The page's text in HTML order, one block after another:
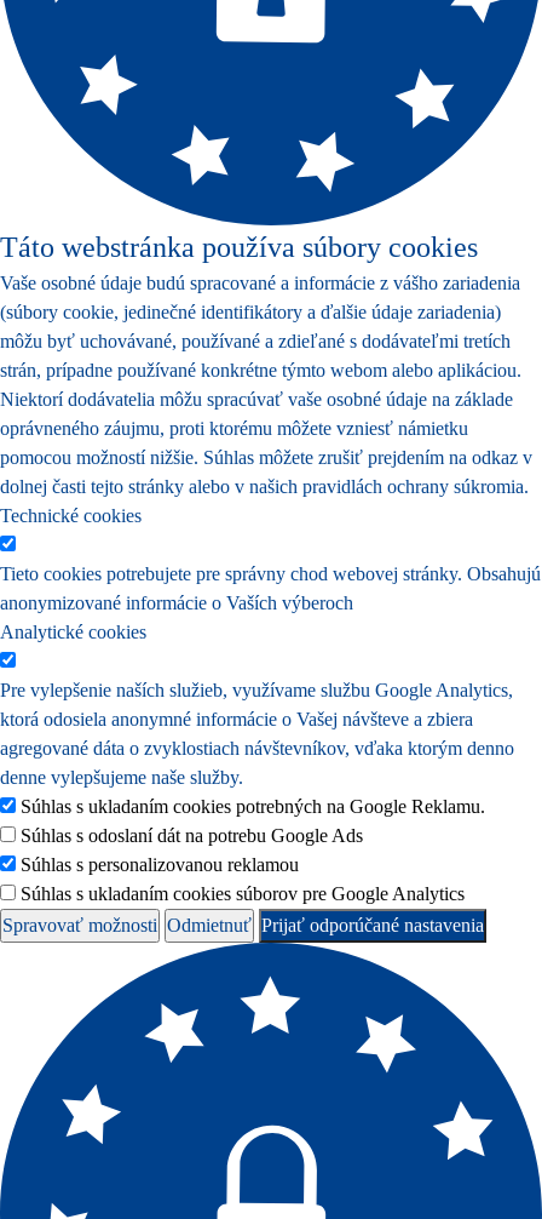
Táto webstránka používa súbory cookies
Vaše osobné údaje budú spracované a informácie z vášho zariadenia
(súbory cookie, jedinečné identifikátory a ďalšie údaje zariadenia)
môžu byť uchovávané, používané a zdieľané s dodávateľmi tretích
strán, prípadne používané konkrétne týmto webom alebo aplikáciou.
Niektorí dodávatelia môžu spracúvať vaše osobné údaje na základe
oprávneného záujmu, proti ktorému môžete vzniesť námietku
pomocou možností nižšie. Súhlas môžete zrušiť prejdením na odkaz v
dolnej časti tejto stránky alebo v našich pravidlách ochrany súkromia.
Technické cookies
Tieto cookies potrebujete pre správny chod webovej stránky. Obsahujú
anonymizované informácie o Vaších výberoch
Analytické cookies
Pre vylepšenie naších služieb, využívame službu Google Analytics,
ktorá odosiela anonymné informácie o Vašej návšteve a zbiera
agregované dáta o zvyklostiach návštevníkov, vďaka ktorým denno
denne vylepšujeme naše služby.
Súhlas s ukladaním cookies potrebných na Google Reklamu.
Súhlas s odoslaní dát na potrebu Google Ads
Súhlas s personalizovanou reklamou
Súhlas s ukladaním cookies súborov pre Google Analytics
Spravovať možnosti Odmietnuť Prijať odporúčané nastavenia